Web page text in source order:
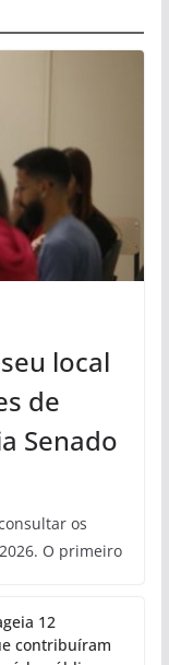
local
de
Senado
os
O primeiro
12
contribuíram